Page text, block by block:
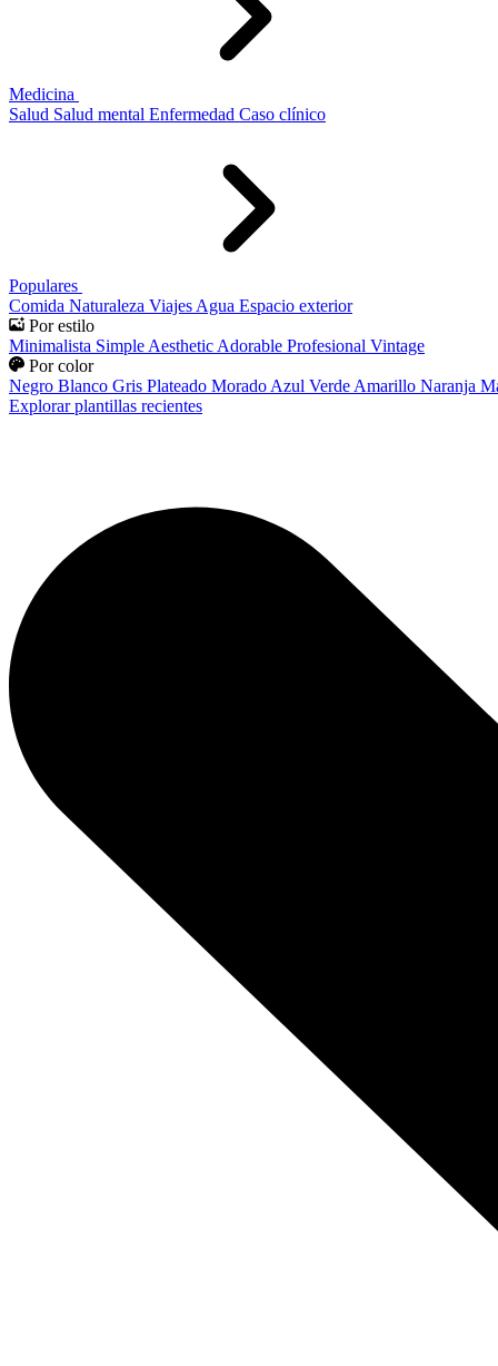
Medicina
Salud Salud mental Enfermedad Caso clínico
Populares
Comida Naturaleza Viajes Agua Espacio exterior
Por estilo
Minimalista Simple Aesthetic Adorable Profesional Vintage
Por color
Negro Blanco Gris Plateado Morado Azul Verde Amarillo Naranja
Explorar plantillas recientes